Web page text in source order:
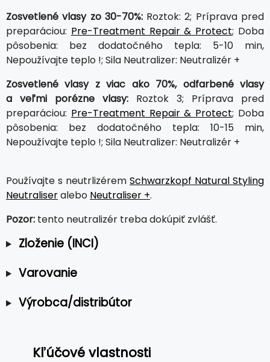
Zosvetlené vlasy zo 30-70%:Roztok: 2; Príprava pred
preparáciou: Pre-Treatment Repair & Protect; Doba
pôsobenia: bez dodatočného tepla: 5-10 min,
Nepoužívajte teplo !; Sila Neutralizer: Neutralizér +
Zosvetlené vlasy z viac ako 70%, odfarbené vlasy
a veľmi porézne vlasy: Roztok 3; Príprava pred
preparáciou: Pre-Treatment Repair & Protect; Doba
pôsobenia: bez dodatočného tepla: 10-15 min,
Nepoužívajte teplo !; Sila Neutralizer: Neutralizér +
Používajte s neutrlizérem Schwarzkopf Natural Styling
Neutraliseralebo Neutraliser +.
Pozor: tento neutralizér treba dokúpiť zvlášť.
Zloženie (INCI)
Varovanie
Výrobca/distribútor
Kľúčové vlastnosti